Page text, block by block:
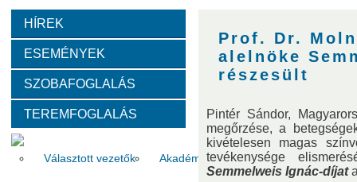
A PAB mindenkori tisztségviselői
PAB Szakbizottságai és Munkabizottságai
Szervezeti felépítése
Választott vezetők Akadémikusok Nem akadémikus
HÍREK
ESEMÉNYEK
SZOBAFOGLALÁS
TEREMFOGLALÁS
Prof. Dr.
alelnöke
részesült
Pintér Sándor,
megőrzése, a
kivételesen magas
tevékenysége
Semmelweis Ignác-díjat